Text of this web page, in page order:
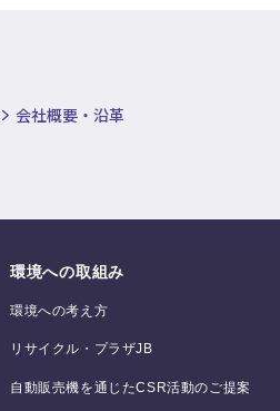
会社概要・沿革
環境への取組み
環境への考え方
リサイクル・プラザJB
自動販売機を通じたCSR活動のご提案